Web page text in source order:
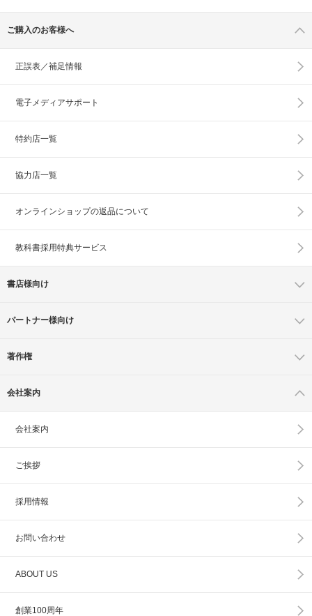
ご購入のお客様へ
正誤表／補足情報
電子メディアサポート
特約店一覧
協力店一覧
オンラインショップの返品について
教科書採用特典サービス
書店様向け
パートナー様向け
著作権
会社案内
会社案内
ご挨拶
採用情報
お問い合わせ
ABOUT US
創業100周年